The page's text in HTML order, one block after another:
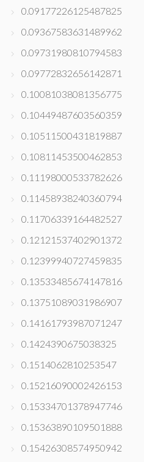
0.09177226125487825
0.09367583631489962
0.09731980810794583
0.09772832656142871
0.10081038081356775
0.10449487603560359
0.10511500431819887
0.10811453500462853
0.11198000533782626
0.11458938240360794
0.11706339164482527
0.12121537402901372
0.12399940727459835
0.13533485674147816
0.13751089031986907
0.14161793987071247
0.1424390675038325
0.1514062810253547
0.15216090002426153
0.15334701378947746
0.15363890109501888
0.15426308574950942